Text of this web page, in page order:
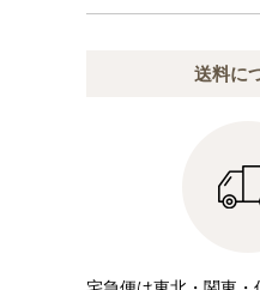
送料に